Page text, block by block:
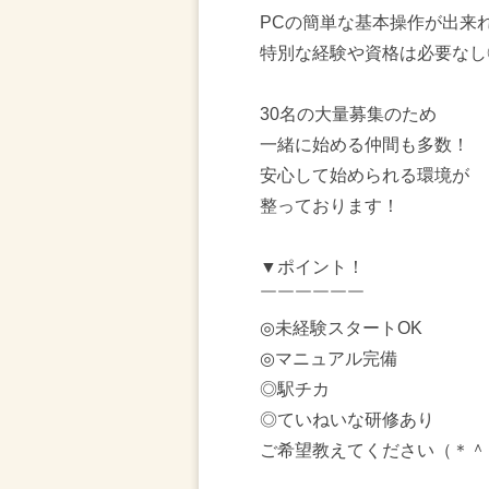
PCの簡単な基本操作が出来
特別な経験や資格は必要な
30名の大量募集のため
一緒に始める仲間も多数！
安心して始められる環境が
整っております！
▼ポイント！
￣￣￣￣￣￣
◎未経験スタートOK
◎マニュアル完備
◎駅チカ
◎ていねいな研修あり
ご希望教えてください（＊＾